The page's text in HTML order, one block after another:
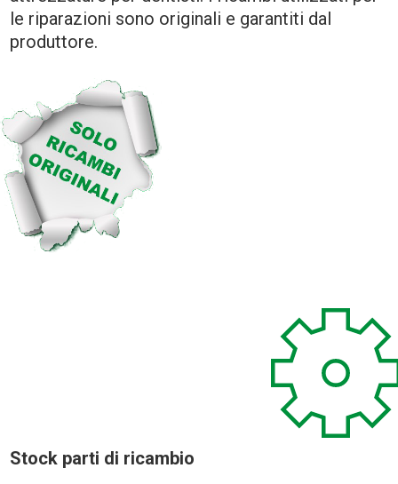
le riparazioni sono originali e garantiti dal
produttore.
Stock parti di ricambio